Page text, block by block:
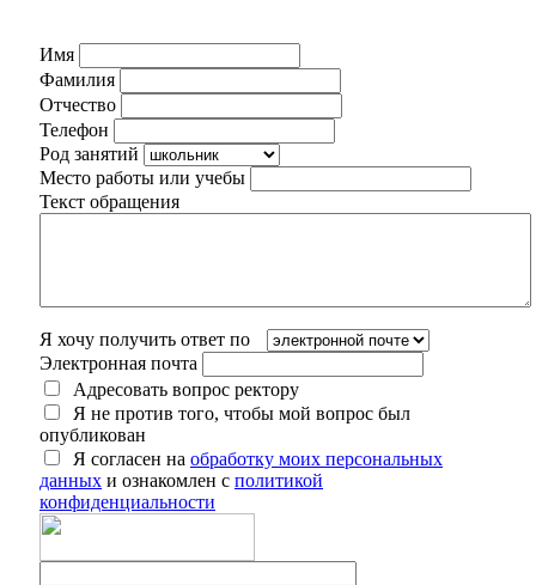
Имя
Фамилия
Отчество
Телефон
Род занятий
Место работы или учебы
Текст обращения
Я хочу получить ответ по
Электронная почта
Адресовать вопрос ректору
Я не против того, чтобы мой вопрос был
опубликован
Я согласен на обработку моих персональных
данных и ознакомлен с политикой
конфиденциальности